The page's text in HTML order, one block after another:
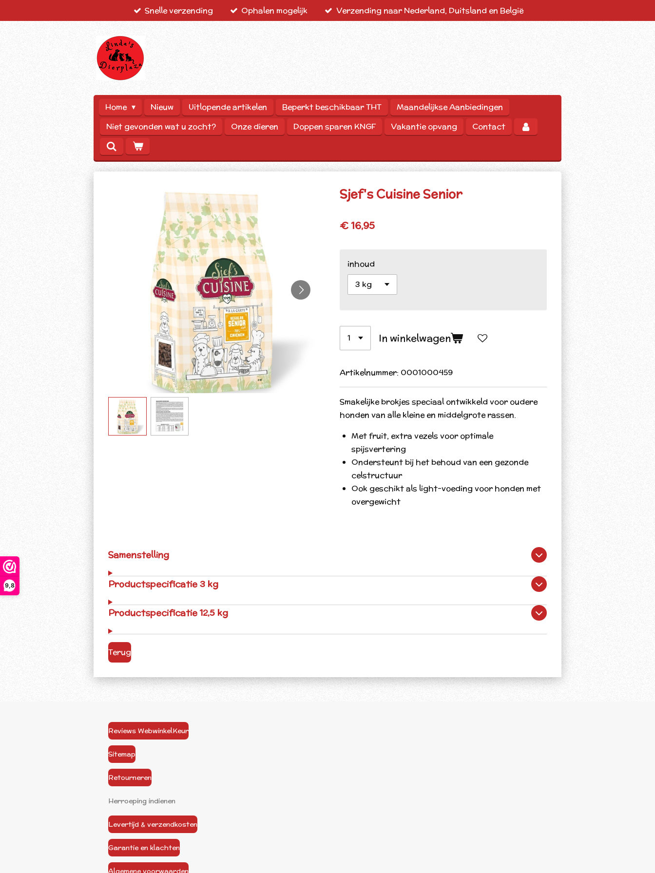
9,8
Snelle verzending Ophalen mogelijk Verzending naar Nederland, Duitsland en België
Home Nieuw Uitlopende artikelen Beperkt beschikbaar THT
Maandelijkse Aanbiedingen
Niet gevonden wat u zocht?
Onze dieren Doppen sparen KNGF Vakantie opvang Contact
Sjef's Cuisine Senior
€ 16,95
inhoud
In winkelwagen
Artikelnummer: 0001000459
Smakelijke brokjes speciaal ontwikkeld voor oudere
honden van alle kleine en middelgrote rassen.
Met fruit, extra vezels voor optimale
spijsvertering
Ondersteunt bij het behoud van een gezonde
celstructuur
Ook geschikt als light-voeding voor honden met
overgewicht
Samenstelling
Productspecificatie 3 kg
Productspecificatie 12,5 kg
Terug
Reviews WebwinkelKeur
Sitemap
Retourneren
Herroeping indienen
Levertijd & verzendkosten
Garantie en klachten
Algemene voorwaarden